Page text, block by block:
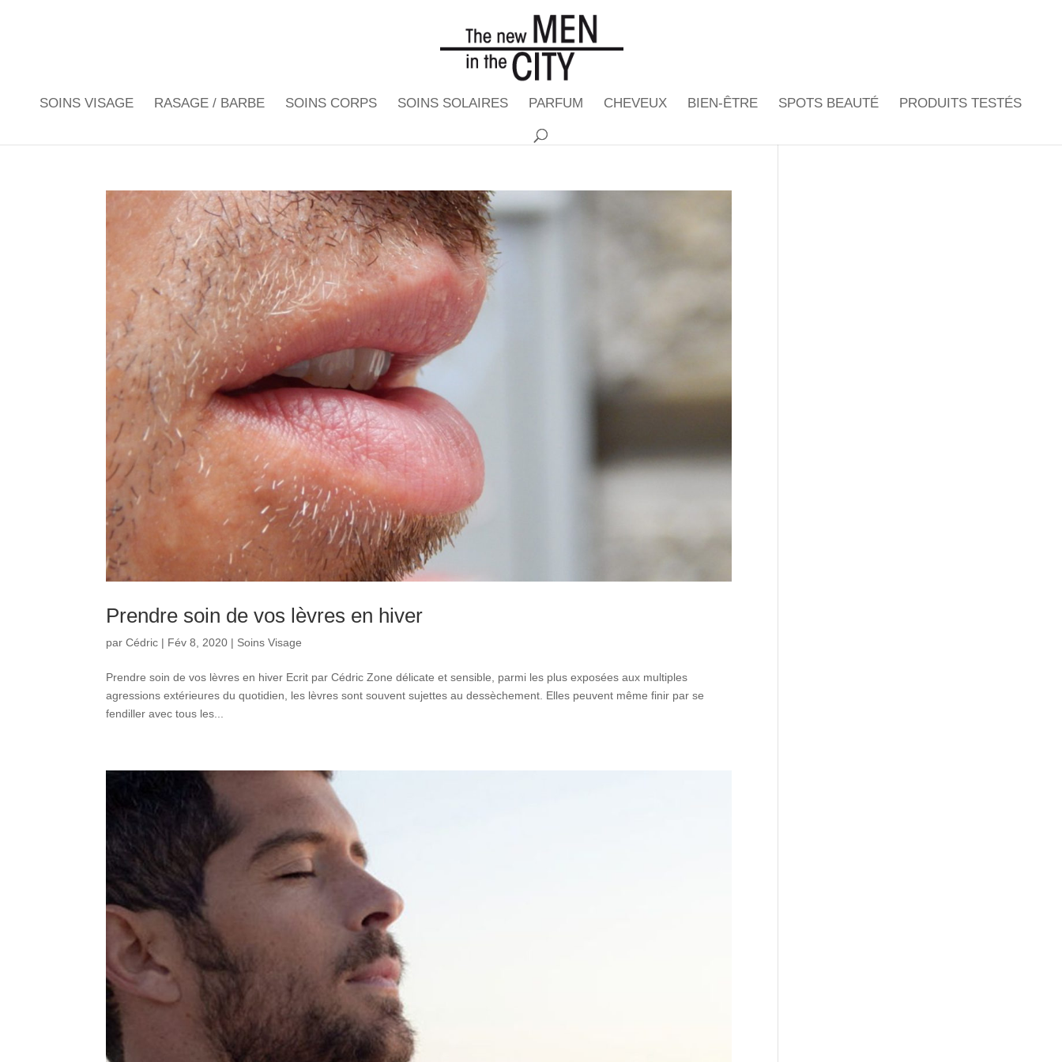
SOINS VISAGE RASAGE / BARBE SOINS CORPS SOINS SOLAIRES PARFUM CHEVEUX BIEN-ÊTRE SPOTS BEAUTÉ PRODUITS TESTÉS
Prendre soin de vos lèvres en hiver
parCédric | Fév 8, 2020 | Soins Visage
Prendre soin de vos lèvres en hiver Ecrit par Cédric Zone délicate et sensible, parmi les plus exposées aux multiples
agressions extérieures du quotidien, les lèvres sont souvent sujettes au dessèchement. Elles peuvent même finir par se
fendiller avec tous les...